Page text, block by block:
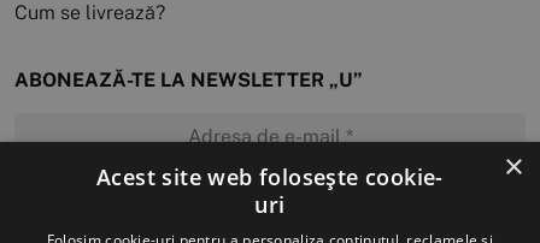
Cum se livrează?
ABONEAZĂ-TE LA NEWSLETTER „U”
MĂ ABONEZ
×
Acest site web folosește cookie-
uri